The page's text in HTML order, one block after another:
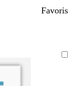
Favoris